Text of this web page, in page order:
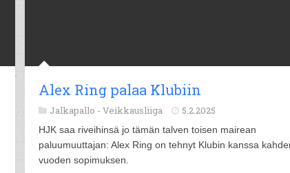
Alex Ring palaa Klubiin
Jalkapallo - Veikkausliiga 5.2.2025
HJK saa riveihinsä jo tämän talven toisen mairean
paluumuuttajan: Alex Ring on tehnyt Klubin kanssa
vuoden sopimuksen.